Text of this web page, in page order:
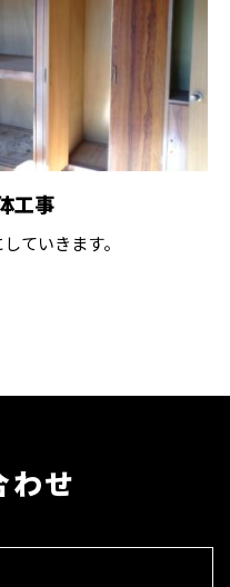
工事
ていきます。
わせ